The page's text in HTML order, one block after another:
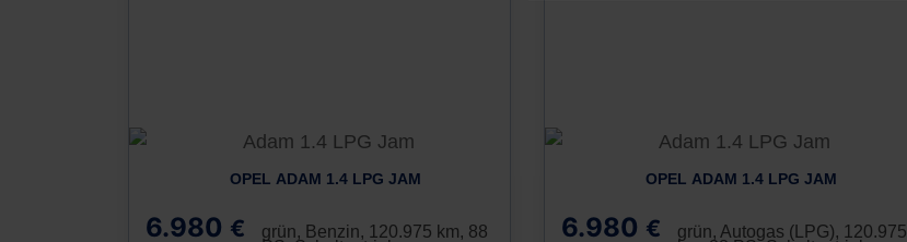
OPEL ADAM 1.4 LPG JAM
6.980 €
grün, Benzin, 120.975 km, 88
OPEL ADAM 1.4 LPG JAM
6.980 €
grün, Autogas (LPG), 120.975